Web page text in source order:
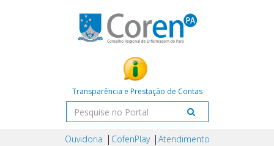
Transparência e Prestação de Contas
Ouvidoria CofenPlay Atendimento